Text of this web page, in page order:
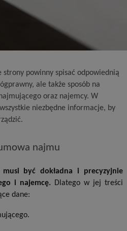
powinny spisać odpowiednią
ale także sposób na
oraz najemcy. W
niezbędne informacje, by
najmu
być dokładna i precyzyjnie
i najemcę.
Dlatego w jej treści
dane: